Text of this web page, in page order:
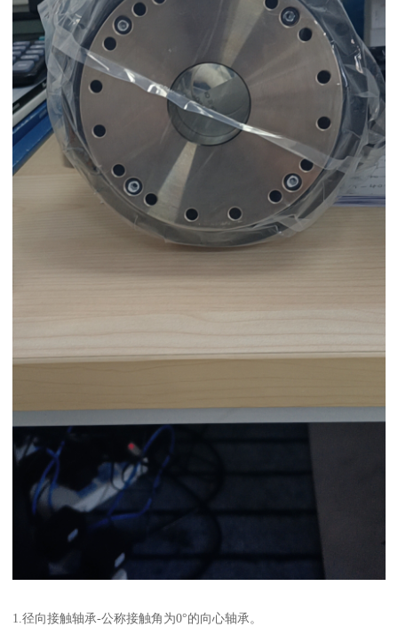
1.径向接触轴承-公称接触角为0°的向心轴承。